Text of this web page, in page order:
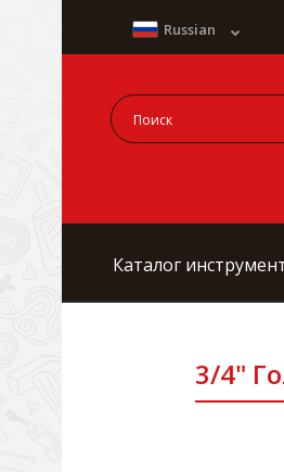
Russian
Каталог
3/4"